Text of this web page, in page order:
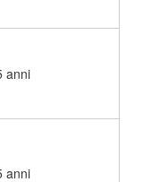
anni
anni